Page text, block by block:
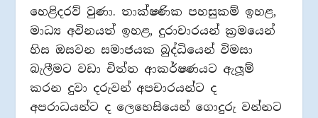
හෙළිදරව් වුණා. තාක්ෂණික පහසුකම් ඉහළ,
මාධ්‍ය අවිනයත් ඉහළ, දුරාචාරයන් ක‍්‍රමයෙන්
හිස ඔසවන සමාජයක බුද්ධියෙන් විමසා
බැලීමට වඩා චිත්ත ආකර්ෂණයට ඇලූම්
කරන දුවා දරුවන් අපචාරයන්ට ද
අපරාධයන්ට ද ලෙහෙසියෙන් ගොදුරු වන්නට